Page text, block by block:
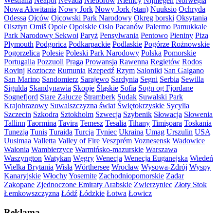
Nowa Akwitania Nowy Jork Nowy Jork (stan) Nuuksio Ochryda
Odessa Ojców Ojcowski Park Narodowy Okręg borski Oksytania
Olsztyn Omiš Opole Opolskie Oslo Pacanów Palermo Pamukkale
Park Narodowy Sekwoi Paryż Pensylwania Pentowo Pieniny Piza
Plymouth Podgorica Podkarpackie Podlaskie Pogórze Rożnowskie
Pogorzelica Polesie Poleski Park Narodowy Polska Pomorskie
Portugalia Pozzuoli Praga Prowansja Rawenna Regietów Rodos
Rovinj Roztocze Rumunia Rzepedź Rzym Saloniki San Galgano
San Marino Sandomierz Sarajewo Sardynia Segni Serbia Sewilla
Sigulda Skandynawia Skopje Śląskie Sofia Sogn og Fjordane
Sognefjord Stare Załucze Štramberk Sudak Suwalski Park
Krajobrazowy Suwalszczyzna świat Świętokrzyskie Sycylia
Szczecin Szkodra Sztokholm Szwecja Szybenik Słowacja Słowenia
Tallinn Taormina Tavira Temesz Tesalia Tihany Timişoara Toskania
Tunezja Tunis Turaida Turcja Tyniec Ukraina Umag Urszulin USA
Uusimaa Valletta Valley of Fire Veszprém Voznesensk Wadowice
Walonia Wambierzyce Warmińsko-mazurskie Warszawa
Waszyngton Watykan Węgry Wenecja Wenecja Euganejska Wiedeń
Wielka Brytania Wisła Wörthersee Wrocław Wysowa-Zdrój Wyspy
Kanaryjskie WłochyYosemite Zachodniopomorskie Zadar
Zakopane Zjednoczone Emiraty Arabskie Zwierzyniec Złoty Stok
Łemkowszczyzna Łódź Łódzkie Łotwa Łowicz